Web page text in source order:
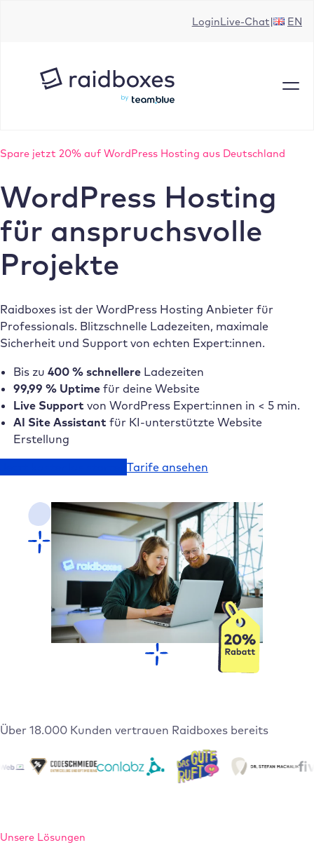
LoginLive-Chat EN
Spare jetzt 20% auf WordPress Hosting aus Deutschland
WordPress Hosting
für anspruchsvolle
Projekte
Raidboxes ist der WordPress Hosting Anbieter für
Professionals. Blitzschnelle Ladezeiten, maximale
Sicherheit und Support von echten Expert:innen.
Bis zu 400 % schnellereLadezeiten
99,99 % Uptimefür deine Website
Live Support von WordPress Expert:innen in < 5 min.
AI Site Assistant für KI-unterstützte Website
Erstellung
Tarife ansehen
Über 18.000 Kunden vertrauen Raidboxes bereits
Unsere Lösungen